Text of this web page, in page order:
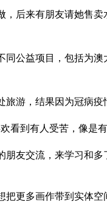
，后来有朋友请她售
同公益项目，包括为
旅游，结果因为冠病
看到有人受苦，像是
友交流，来学习和多
把更多画作带到实体